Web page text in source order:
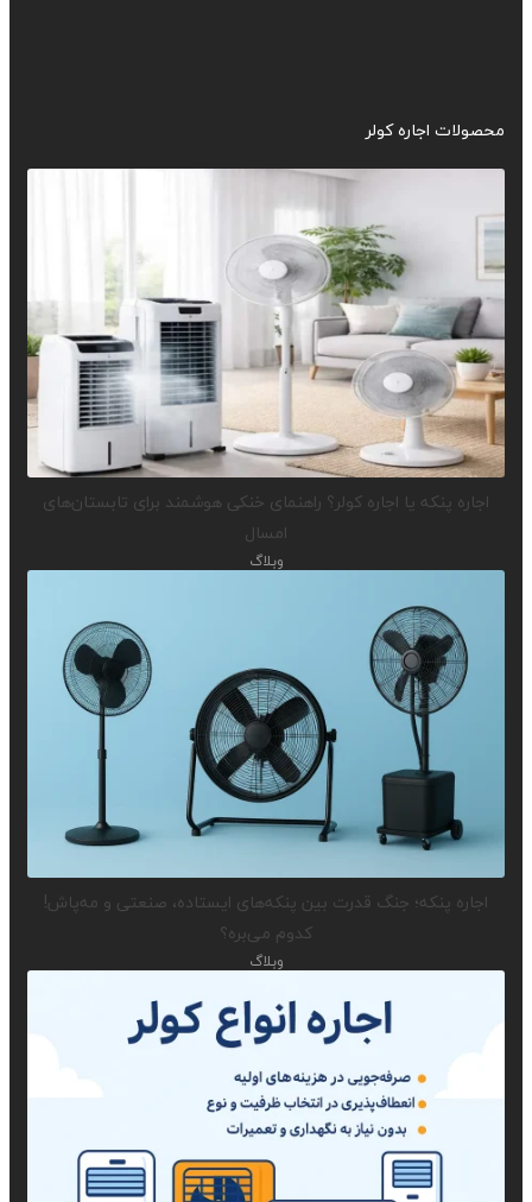
محصولات اجاره کولر
اجاره پنکه یا اجاره کولر؟ راهنمای خنکی هوشمند برای تابستان‌های
امسال
وبلاگ
اجاره پنکه؛ جنگ قدرت بین پنکه‌های ایستاده، صنعتی و مه‌پاش!
کدوم می‌بره؟
وبلاگ